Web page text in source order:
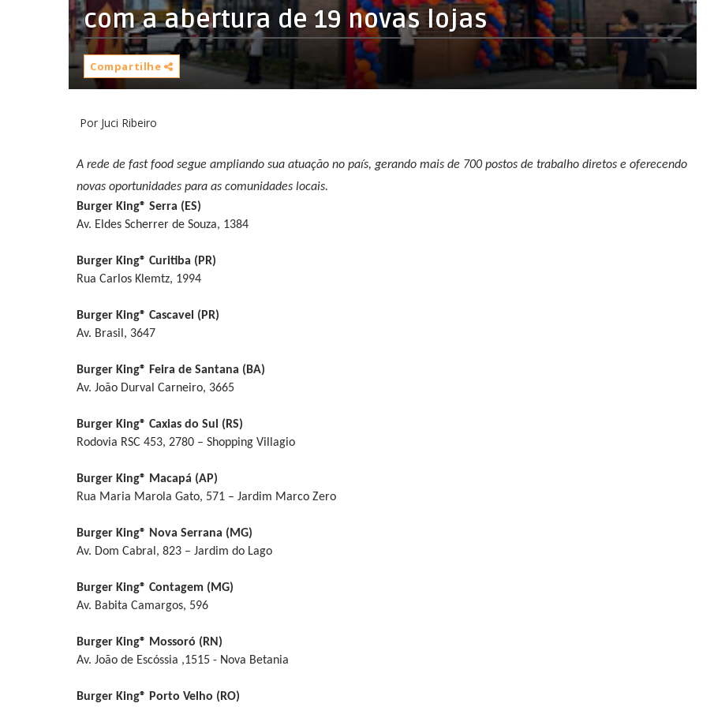
com a abertura de 19 novas lojas
Compartilhe
Por Juci Ribeiro
A rede de fast food segue ampliando sua atuação no país, gerando mais de 700 postos de trabalho diretos e oferecendo
novas oportunidades para as comunidades locais.
Burger King® Serra (ES)
Av. Eldes Scherrer de Souza, 1384
Burger King® Curitiba (PR)
Rua Carlos Klemtz, 1994
Burger King® Cascavel (PR)
Av. Brasil, 3647
Burger King® Feira de Santana (BA)
Av. João Durval Carneiro, 3665
Burger King® Caxias do Sul (RS)
Rodovia RSC 453, 2780 – Shopping Villagio
Burger King® Macapá (AP)
Rua Maria Marola Gato, 571 – Jardim Marco Zero
Burger King® Nova Serrana (MG)
Av. Dom Cabral, 823 – Jardim do Lago
Burger King® Contagem (MG)
Av. Babita Camargos, 596
Burger King® Mossoró (RN)
Av. João de Escóssia ,1515 - Nova Betania
Burger King® Porto Velho (RO)